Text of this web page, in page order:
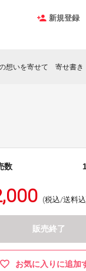
新規登録
想いを寄せて 寄せ書き ハ
数
(税込/送料
販売終了
お気に入りに追加